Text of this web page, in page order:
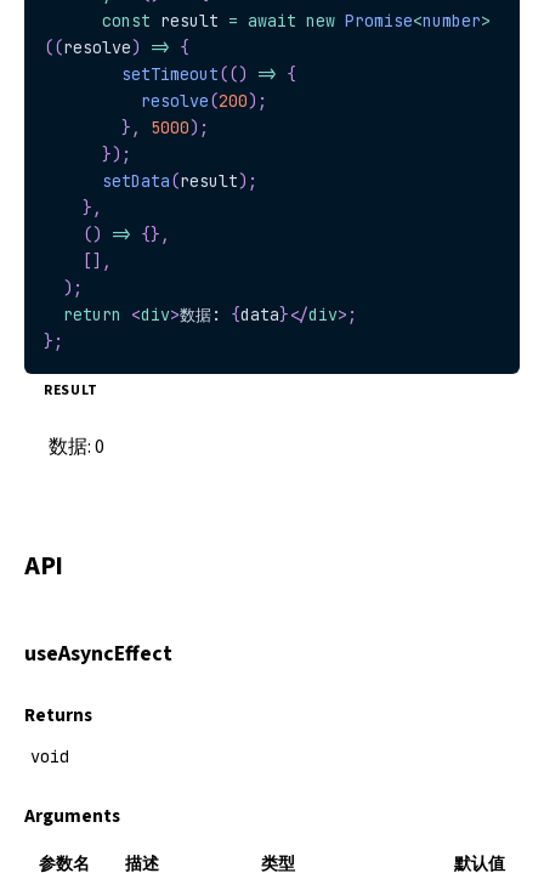
const result = await new Promise<number>
((resolve) => {
setTimeout(() => {
resolve(200) ;
} , 5000) ;
}) ;
setData(result) ;
} ,
() => {} ,
[] ,
) ;
return
<div>数据: {data}</div> ;
} ;
RESULT
数据:0
API
useAsyncEffect
Returns
void
Arguments
参数名 描述 类型 默认值